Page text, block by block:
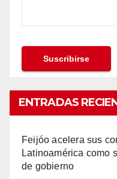
ENTRADAS
Feijóo acelera sus
Latinoamérica como
de gobierno